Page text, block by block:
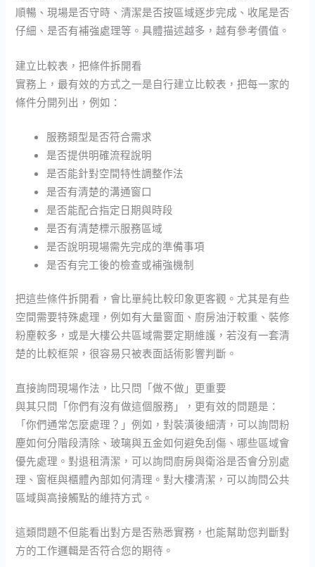
順暢、現場是否守時、清潔是否按區域逐步完成、收尾是否
仔細、是否有補強處理等。具體描述越多，越有參考價值。
建立比較表，把條件拆開看
實務上，最有效的方式之一是自行建立比較表，把每一家的
條件分開列出，例如：
服務類型是否符合需求
是否提供明確流程說明
是否能針對空間特性調整作法
是否有清楚的溝通窗口
是否能配合指定日期與時段
是否有清楚標示服務區域
是否說明現場需先完成的準備事項
是否有完工後的檢查或補強機制
把這些條件拆開看，會比單純比較印象更客觀。尤其是有些
空間需要特殊處理，例如有大量窗面、廚房油汙較重、裝修
粉塵較多，或是大樓公共區域需要定期維護，若沒有一套清
楚的比較框架，很容易只被表面話術影響判斷。
直接詢問現場作法，比只問「做不做」更重要
與其只問「你們有沒有做這個服務」，更有效的問題是：
「你們通常怎麼處理？」例如，對裝潢後細清，可以詢問粉
塵如何分階段清除、玻璃與五金如何避免刮傷、哪些區域會
優先處理。對退租清潔，可以詢問廚房與衛浴是否會分別處
理、窗框與櫃體內部如何清理。對大樓清潔，可以詢問公共
區域與高接觸點的維持方式。
這類問題不但能看出對方是否熟悉實務，也能幫助您判斷對
方的工作邏輯是否符合您的期待。